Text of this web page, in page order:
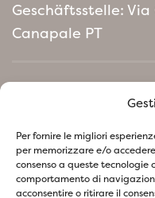
Per fornire le migliori
per memorizzare e/o
consenso a queste
comportamento di
acconsentire o ritirare il
Geschäftsstelle: Via
Canapale PT
Home
Folgen Sie uns in